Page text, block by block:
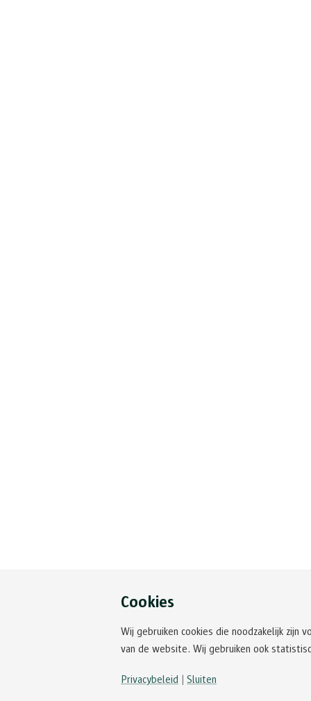
Cookies
Wij gebruiken cookies die noodzakelijk zijn
van de website. Wij gebruiken ook
Privacybeleid Sluiten